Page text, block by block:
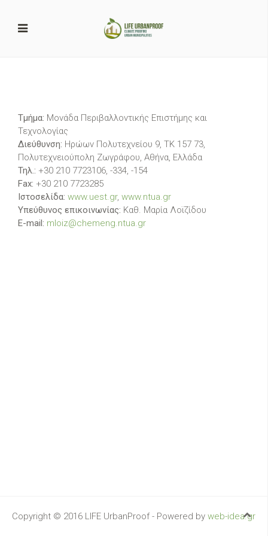
Τμήμα: Μονάδα Περιβαλλοντικής Επιστήμης και
Τεχνολογίας
Διεύθυνση: Ηρώων Πολυτεχνείου 9, ΤΚ 157 73,
Πολυτεχνειούπολη Ζωγράφου, Αθήνα, Ελλάδα
Τηλ.: +30 210 7723106, -334, -154
Fax: +30 210 7723285
Ιστοσελίδα: www.uest.gr, www.ntua.gr
Υπεύθυνος επικοινωνίας: Καθ. Μαρία Λοϊζίδου
E-mail: mloiz@chemeng.ntua.gr
Copyright © 2016 LIFE UrbanProof - Powered by web-idea.gr